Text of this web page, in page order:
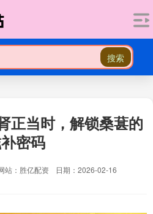
搜索
正当时，解锁桑葚的
密码
站：胜亿配资
日期：2026-02-16